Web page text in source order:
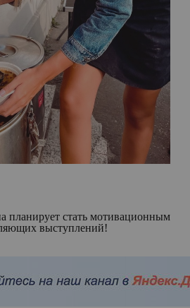
стать мотивационным
выступлений!